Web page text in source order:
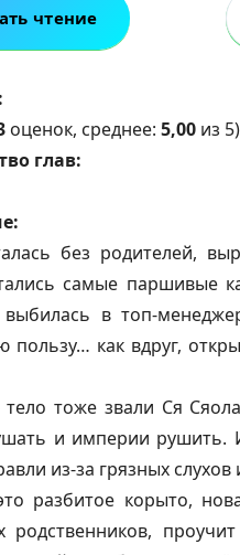
чтение
оценок, среднее: 5,00 из 5)
глав:
без родителей,
самые паршивые
в топ-
пользу… как вдруг,
тело тоже звали Ся
и империи рушить.
из-за грязных
разбитое корыто,
родственников,